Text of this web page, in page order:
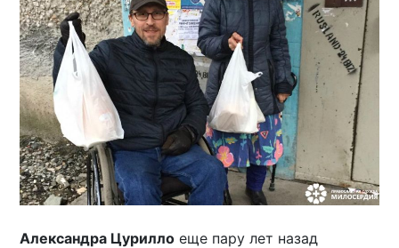
Александра Цурилло еще пару лет назад